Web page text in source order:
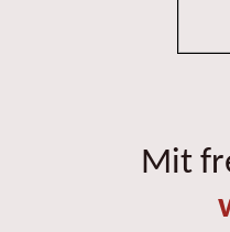
Mit